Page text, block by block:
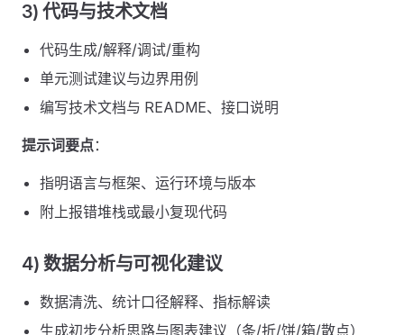
3) 代码与技术文档
代码生成/解释/调试/重构
单元测试建议与边界用例
编写技术文档与 README、接口说明
提示词要点：
指明语言与框架、运行环境与版本
附上报错堆栈或最小复现代码
4) 数据分析与可视化建议
数据清洗、统计口径解释、指标解读
生成初步分析思路与图表建议（条/折/饼/箱/散点）